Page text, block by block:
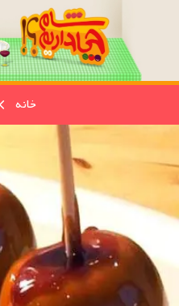
خانه